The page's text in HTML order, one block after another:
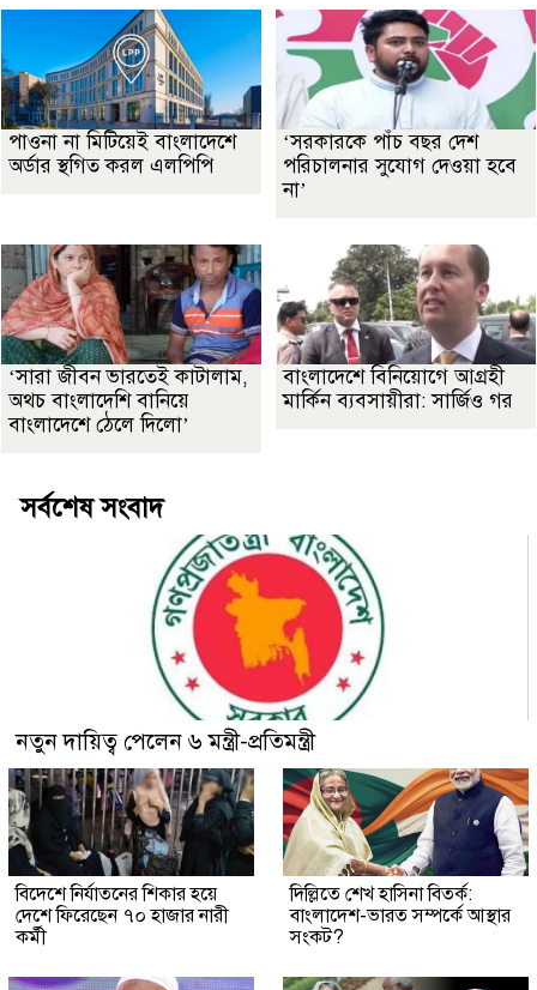
পাওনা না মিটিয়েই বাংলাদেশে
অর্ডার স্থগিত করল এলপিপি
‘সরকারকে পাঁচ বছর দেশ
পরিচালনার সুযোগ দেওয়া হবে
না’
‘সারা জীবন ভারতেই কাটালাম,
অথচ বাংলাদেশি বানিয়ে
বাংলাদেশে ঠেলে দিলো’
বাংলাদেশে বিনিয়োগে আগ্রহী
মার্কিন ব্যবসায়ীরা: সার্জিও গর
সর্বশেষ সংবাদ
নতুন দায়িত্ব পেলেন ৬ মন্ত্রী-প্রতিমন্ত্রী
বিদেশে নির্যাতনের শিকার হয়ে
দেশে ফিরেছেন ৭০ হাজার নারী
কর্মী
দিল্লিতে শেখ হাসিনা বিতর্ক:
বাংলাদেশ-ভারত সম্পর্কে আস্থার
সংকট?